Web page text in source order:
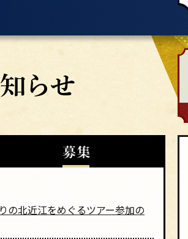
北近江をめぐるツアー参加の